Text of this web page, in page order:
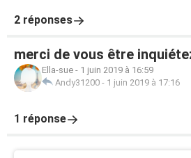
2 réponses
merci de vous être
Ella-sue - 1 juin 2019 à 16:59
Andy31200 - 1 juin 2019 à 17:16
1 réponse